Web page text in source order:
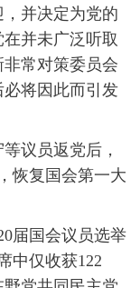
并决定为党的
并未广泛听取
常对策委员会
将因此而引发
议员返党后，
恢复国会第一大
届国会议员选举
中仅收获122